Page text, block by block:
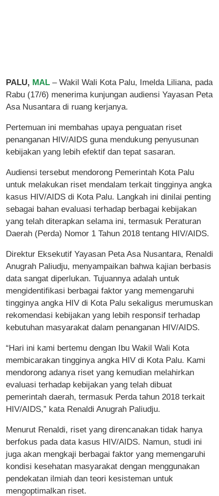
PALU, MAL – Wakil Wali Kota Palu, Imelda Liliana, pada
Rabu (17/6) menerima kunjungan audiensi Yayasan Peta
Asa Nusantara di ruang kerjanya.
Pertemuan ini membahas upaya penguatan riset
penanganan HIV/AIDS guna mendukung penyusunan
kebijakan yang lebih efektif dan tepat sasaran.
Audiensi tersebut mendorong Pemerintah Kota Palu
untuk melakukan riset mendalam terkait tingginya angka
kasus HIV/AIDS di Kota Palu. Langkah ini dinilai penting
sebagai bahan evaluasi terhadap berbagai kebijakan
yang telah diterapkan selama ini, termasuk Peraturan
Daerah (Perda) Nomor 1 Tahun 2018 tentang HIV/AIDS.
Direktur Eksekutif Yayasan Peta Asa Nusantara, Renaldi
Anugrah Paliudju, menyampaikan bahwa kajian berbasis
data sangat diperlukan. Tujuannya adalah untuk
mengidentifikasi berbagai faktor yang memengaruhi
tingginya angka HIV di Kota Palu sekaligus merumuskan
rekomendasi kebijakan yang lebih responsif terhadap
kebutuhan masyarakat dalam penanganan HIV/AIDS.
“Hari ini kami bertemu dengan Ibu Wakil Wali Kota
membicarakan tingginya angka HIV di Kota Palu. Kami
mendorong adanya riset yang kemudian melahirkan
evaluasi terhadap kebijakan yang telah dibuat
pemerintah daerah, termasuk Perda tahun 2018 terkait
HIV/AIDS,” kata Renaldi Anugrah Paliudju.
Menurut Renaldi, riset yang direncanakan tidak hanya
berfokus pada data kasus HIV/AIDS. Namun, studi ini
juga akan mengkaji berbagai faktor yang memengaruhi
kondisi kesehatan masyarakat dengan menggunakan
pendekatan ilmiah dan teori kesisteman untuk
mengoptimalkan riset.